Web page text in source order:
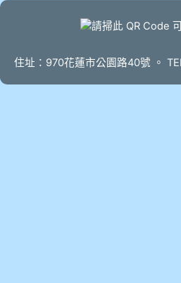
住址：970花蓮市公園路40號 。